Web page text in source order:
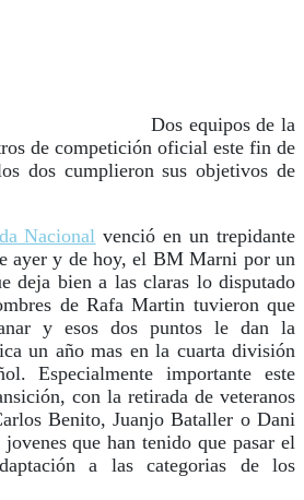
Dos equipos de la
de competición oficial este fin de
dos cumplieron sus objetivos de
Nacional venció en un trepidante
ayer y de hoy, el BM Marni por un
deja bien a las claras lo disputado
de Rafa Martin tuvieron que
y esos dos puntos le dan la
un año mas en la cuarta división
Especialmente importante este
con la retirada de veteranos
Benito, Juanjo Bataller o Dani
que han tenido que pasar el
a las categorias de los